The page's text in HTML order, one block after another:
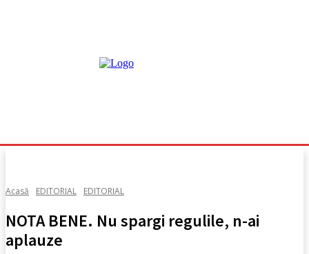
Acasă EDITORIAL EDITORIAL
NOTA BENE. Nu spargi regulile, n-ai
aplauze